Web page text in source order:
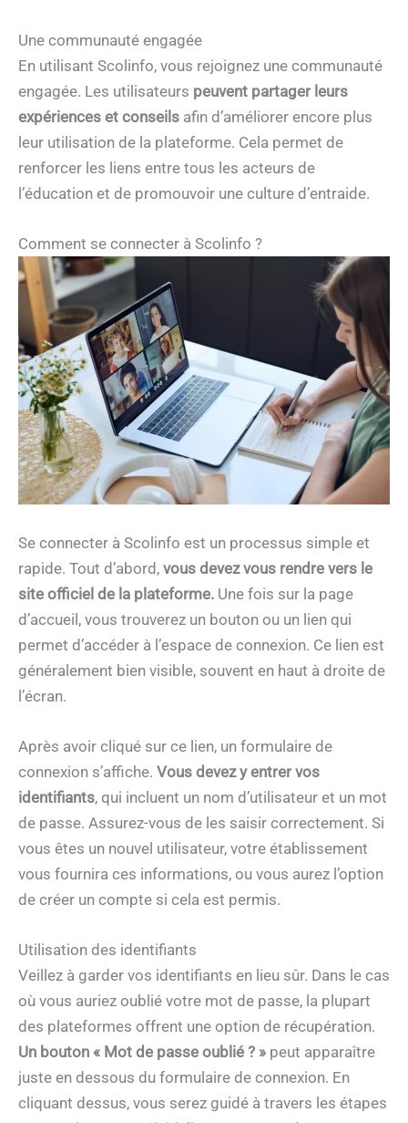
Une communauté engagée
En utilisant Scolinfo, vous rejoignez une communauté
engagée. Les utilisateurs peuvent partager leurs
expériences et conseils afin d’améliorer encore plus
leur utilisation de la plateforme. Cela permet de
renforcer les liens entre tous les acteurs de
l’éducation et de promouvoir une culture d’entraide.
Comment se connecter à Scolinfo ?
Se connecter à Scolinfo est un processus simple et
rapide. Tout d’abord, vous devez vous rendre vers le
site officiel de la plateforme. Une fois sur la page
d’accueil, vous trouverez un bouton ou un lien qui
permet d’accéder à l’espace de connexion. Ce lien est
généralement bien visible, souvent en haut à droite de
l’écran.
Après avoir cliqué sur ce lien, un formulaire de
connexion s’affiche. Vous devez y entrer vos
identifiants, qui incluent un nom d’utilisateur et un mot
de passe. Assurez-vous de les saisir correctement. Si
vous êtes un nouvel utilisateur, votre établissement
vous fournira ces informations, ou vous aurez l’option
de créer un compte si cela est permis.
Utilisation des identifiants
Veillez à garder vos identifiants en lieu sûr. Dans le cas
où vous auriez oublié votre mot de passe, la plupart
des plateformes offrent une option de récupération.
Un bouton « Mot de passe oublié ? » peut apparaître
juste en dessous du formulaire de connexion. En
cliquant dessus, vous serez guidé à travers les étapes